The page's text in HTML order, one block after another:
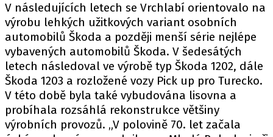
V následujících letech se Vrchlabí orientovalo na
výrobu lehkých užitkových variant osobních
automobilů Škoda a později menší série nejlépe
vybavených automobilů Škoda. V šedesátých
letech následoval ve výrobě typ Škoda 1202, dále
Škoda 1203 a rozložené vozy Pick up pro Turecko.
V této době byla také vybudována lisovna a
probíhala rozsáhlá rekonstrukce většiny
výrobních provozů. „V polovině 70. let začala